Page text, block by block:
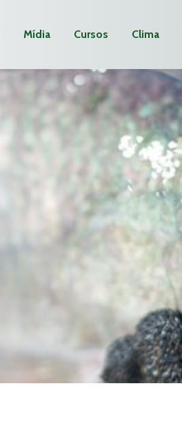
Mídia Cursos Clima